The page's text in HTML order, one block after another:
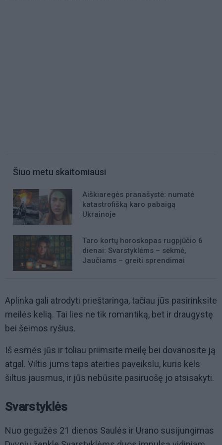
Šiuo metu skaitomiausi
Aiškiaregės pranašystė: numatė
katastrofišką karo pabaigą
Ukrainoje
Taro kortų horoskopas rugpjūčio 6
dienai: Svarstyklėms – sėkmė,
Jaučiams – greiti sprendimai
Aplinka gali atrodyti prieštaringa, tačiau jūs pasirinksite
meilės kelią. Tai lies ne tik romantiką, bet ir draugystę
bei šeimos ryšius.
Iš esmės jūs ir toliau priimsite meilę bei dovanosite ją
atgal. Viltis jums taps ateities paveikslu, kuris kels
šiltus jausmus, ir jūs nebūsite pasiruošę jo atsisakyti.
Svarstyklės
Nuo gegužės 21 dienos Saulės ir Urano susijungimas